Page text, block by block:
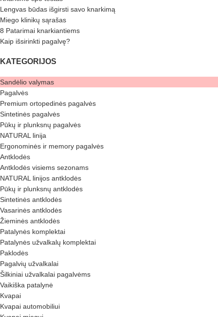
Lengvas būdas išgirsti savo knarkimą
Miego klinikų sąrašas
8 Patarimai knarkiantiems
Kaip išsirinkti pagalvę?
KATEGORIJOS
Sandėlio valymas
Pagalvės
Premium ortopedinės pagalvės
Sintetinės pagalvės
Pūkų ir plunksnų pagalvės
NATURAL linija
Ergonominės ir memory pagalvės
Antklodės
Antklodės visiems sezonams
NATURAL linijos antklodės
Pūkų ir plunksnų antklodės
Sintetinės antklodės
Vasarinės antklodės
Žieminės antklodės
Patalynės komplektai
Patalynės užvalkalų komplektai
Paklodės
Pagalvių užvalkalai
Šilkiniai užvalkalai pagalvėms
Vaikiška patalynė
Kvapai
Kvapai automobiliui